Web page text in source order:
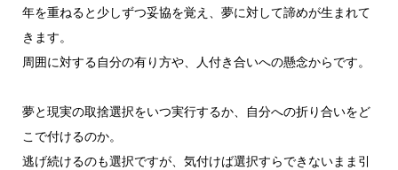
年を重ねると少しずつ妥協を覚え、夢に対して諦めが生まれて
きます。
周囲に対する自分の有り方や、人付き合いへの懸念からです。
夢と現実の取捨選択をいつ実行するか、自分への折り合いをど
こで付けるのか。
逃げ続けるのも選択ですが、気付けば選択すらできないまま引